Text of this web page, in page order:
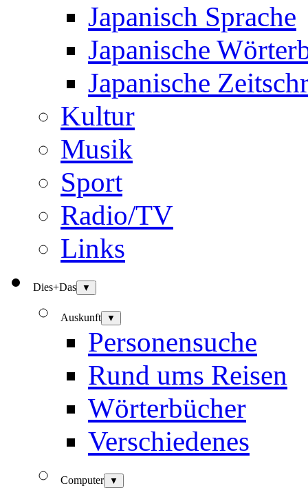
Japanisch Sprache
Japanische
Japanische
Kultur
Musik
Sport
Radio/TV
Links
Dies+Das ▼
Auskunft ▼
Personensuche
Rund ums Reisen
Wörterbücher
Verschiedenes
Computer ▼